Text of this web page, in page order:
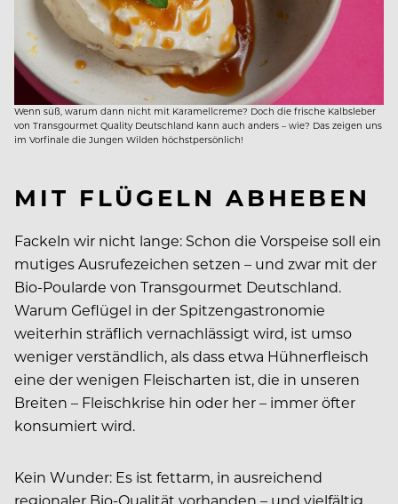
Wenn süß, warum dann nicht mit Karamellcreme? Doch die frische Kalbsleber
von Transgourmet Quality Deutschland kann auch anders – wie? Das zeigen uns
im Vorfinale die Jungen Wilden höchstpersönlich!
MIT FLÜGELN ABHEBEN
Fackeln wir nicht lange: Schon die Vorspeise soll ein
mutiges Ausrufezeichen setzen – und zwar mit der
Bio-Poularde von Transgourmet Deutschland.
Warum Geflügel in der Spitzengastronomie
weiterhin sträflich vernachlässigt wird, ist umso
weniger verständlich, als dass etwa Hühnerfleisch
eine der wenigen Fleischarten ist, die in unseren
Breiten – Fleischkrise hin oder her – immer öfter
konsumiert wird.
Kein Wunder: Es ist fettarm, in ausreichend
regionaler Bio-Qualität vorhanden – und vielfältig